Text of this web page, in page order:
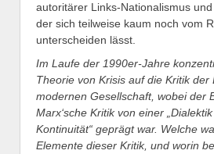
autoritärer Links-Nationalismus und
der sich teilweise kaum noch vom
unterscheiden lässt.
Im Laufe der 1990er-Jahre
Theorie von Krisis auf die Kritik der
modernen Gesellschaft, wobei der
Marx‘sche Kritik von einer
Kontinuität“ geprägt war. Welche
Elemente dieser Kritik, und worin